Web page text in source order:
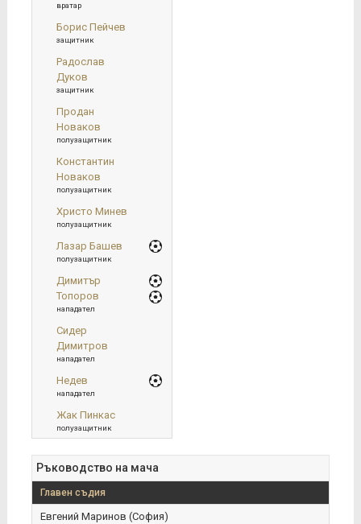
вратар
Борис Пейчев
защитник
Радослав
Дуков
защитник
Продан
Новаков
полузащитник
Константин
Новаков
полузащитник
Христо Минев
полузащитник
Лазар Башев
полузащитник
Димитър
Топоров
нападател
Сидер
Димитров
нападател
Недев
нападател
Жак Пинкас
полузащитник
Ръководство на мача
Главен съдия
Евгений Маринов (София)